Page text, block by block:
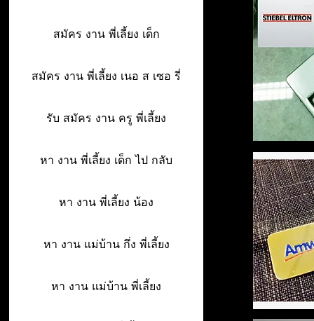
สมัคร งาน พี่เลี้ยง เด็ก
สมัคร งาน พี่เลี้ยง เนอ ส เซอ รี่
รับ สมัคร งาน ครู พี่เลี้ยง
หา งาน พี่เลี้ยง เด็ก ไป กลับ
หา งาน พี่เลี้ยง น้อง
หา งาน แม่บ้าน กึ่ง พี่เลี้ยง
หา งาน แม่บ้าน พี่เลี้ยง